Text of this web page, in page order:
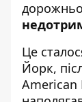
Це
Йорк,
American